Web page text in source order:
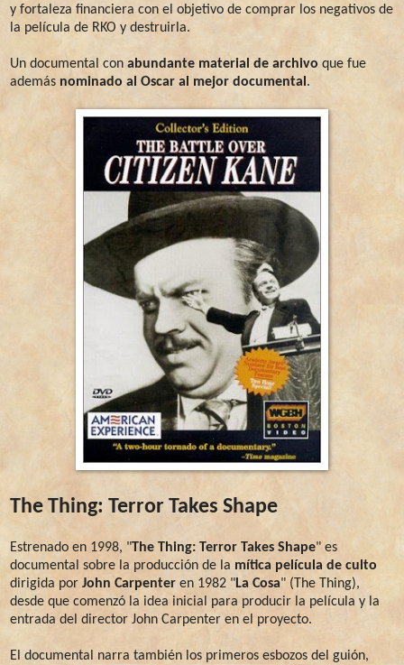
y fortaleza financiera con el objetivo de comprar los negativos de
la película de RKO y destruirla.
Un documental con abundante material de archivo que fue
además nominado al Oscar al mejor documental .
The Thing: Terror Takes Shape
Estrenado en 1998, "The Thing: Terror Takes Shape" es
documental sobre la producción de la mítica película de culto
dirigida por John Carpenter en 1982 "La Cosa" (The Thing),
desde que comenzó la idea inicial para producir la película y la
entrada del director John Carpenter en el proyecto.
El documental narra también los primeros esbozos del guión,